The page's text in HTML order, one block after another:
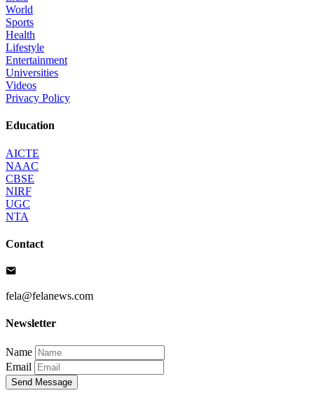
World
Sports
Health
Lifestyle
Entertainment
Universities
Videos
Privacy Policy
Education
AICTE
NAAC
CBSE
NIRF
UGC
NTA
Contact
fela@felanews.com
Newsletter
Name
Email
Send Message